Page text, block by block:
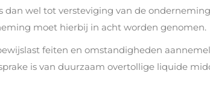
dan wel tot versteviging van de
moet hierbij in acht worden genomen.
feiten en omstandigheden
is van duurzaam overtollige liquide